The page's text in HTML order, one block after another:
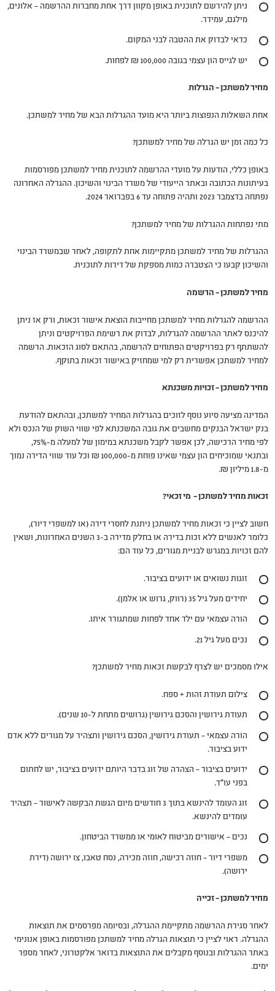
ניתן להירשם לתוכנית באופן מקוון דרך אחת מחברות ההרשמה – אלונים,
מילגם, עמידר.
כדאי לבדוק את ההטבה לבני המקום.
יש לגייס הון עצמי בגובה 100,000 ₪ לפחות.
מחיר למשתכן – הגרלות
אחת השאלות הנפוצות ביותר היא מועד ההגרלות הבא של מחיר למשתכן.
כל כמה זמן יש הגרלה של מחיר למשתכן?
באופן כללי, הודעות על מועדי ההרשמה לתוכנית מחיר למשתכן מפורסמות
בעיתונות הכתובה ובאתר הייעודי של משרד הבינוי והשיכון. ההגרלה האחרונה
נפתחה בדצמבר 2023 ותהיה פתוחה עד 6 בפברואר 2024.
מתי נפתחות ההגרלות של מחיר למשתכן?
ההגרלות של מחיר למשתכן מתקיימות אחת לתקופה, לאחר שבמשרד הבינוי
והשיכון קבעו כי הצטברה כמות מספקת של דירות לתוכנית.
מחיר למשתכן – הרשמה
ההרשמה להגרלות מחיר למשתכן מחייבות הוצאת אישור זכאות, ורק אז ניתן
להיכנס לאתר ההרשמה להגרלות, לבדוק את רשימת הפרויקטים וניתן
להשתתף רק בפרויקטים הפתוחים להרשמה, בהתאם לסוג הזכאות. הרשמה
למחיר למשתכן אפשרית רק למי שמחזיק באישור זכאות בתוקף.
מחיר למשתכן – זכויות משכנתא
המדינה מציעה סיוע נוסף לזוכים בהגרלות המחיר למשתכן, ובהתאם להודעת
בנק ישראל הבנקים מחשבים את גובה המשכנתא לפי שווי השוק של הנכס ולא
לפי מחיר הרכישה, לכן אפשר לקבל משכנתא במימון של למעלה מ-75%,
ובתנאי שמוכיחים הון עצמי שאינו פוחת מ-100,000 ₪ וכל עוד שווי הדירה נמוך
מ-1.8 מיליון ₪.
זכאות מחיר למשתכן – מי זכאי?
חשוב לציין כי זכאות מחיר למשתכן ניתנת לחסרי דירה (או למשפרי דיור),
כלומר לאנשים ללא זכות בדירה או בחלק מדירה ב-3 השנים האחרונות, ושאין
להם זכויות במגרש לבניית מגורים, כל עוד הם:
זוגות נשואים או ידועים בציבור.
יחידים מעל גיל 35 (רווק, גרוש או אלמן).
הורה עצמאי עם ילד אחד לפחות שמתגורר איתו.
נכים מעל גיל 21.
אילו מסמכים יש לצרף לבקשת זכאות מחיר למשתכן?
צילום תעודת זהות + ספח.
תעודת גירושין והסכם גירושין (גרושים מתחת ל-10 שנים).
הורה עצמאי – תעודת גירושין, הסכם גירושין ותצהיר על מגורים ללא אדם
ידוע בציבור.
ידועים בציבור – הצהרה של זוג בדבר היותם ידועים בציבור, יש לחתום
בפני עו"ד.
זוג העומד להינשא בתוך 3 חודשים מיום הגשת הבקשה לאישור – תצהיר
עומדים להינשא.
נכים – אישורים מביטוח לאומי או ממשרד הביטחון.
משפרי דיור – חוזה רכישה, חוזה מכירה, נסח טאבו, צו ירושה (דירת
ירושה).
מחיר למשתכן – זכייה
לאחר סגירת ההרשמה מתקיימת ההגרלה, ובסיומה מפרסמים את תוצאות
ההגרלה. ראוי לציין כי תוצאות הגרלה מחיר למשתכן מפורסמות באופן אנונימי
באתר ההגרלות ובנוסף מקבלים את התוצאות בדואר אלקטרוני, לאחר מספר
ימים.